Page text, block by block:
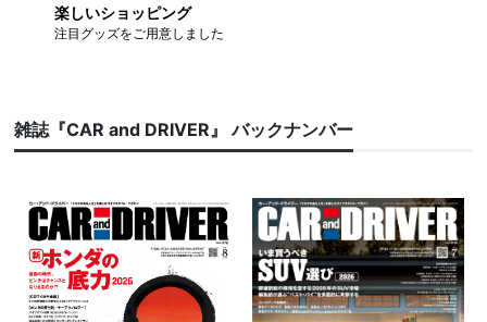
楽しいショッピング
注目グッズをご用意しました
雑誌『CAR and DRIVER』 バックナンバー